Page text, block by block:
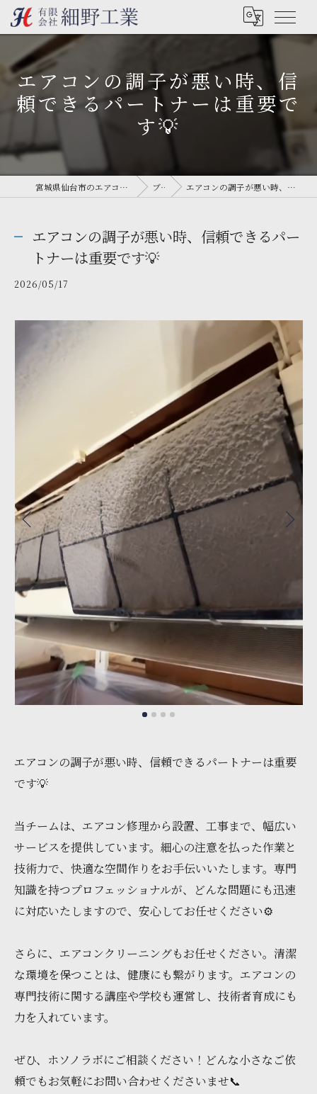
エアコンの調子が悪い時、信
頼できるパートナーは重要で
す💡
宮城県仙台市のエアコン工事なら有限会社細野工業 ブログ エアコンの調子が悪い時、信頼できるパートナーは重要です💡
エアコンの調子が悪い時、信頼できるパー
トナーは重要です💡
2026/05/17
エアコンの調子が悪い時、信頼できるパートナーは重要
です💡
当チームは、エアコン修理から設置、工事まで、幅広い
サービスを提供しています。細心の注意を払った作業と
技術力で、快適な空間作りをお手伝いいたします。専門
知識を持つプロフェッショナルが、どんな問題にも迅速
に対応いたしますので、安心してお任せください⚙️
さらに、エアコンクリーニングもお任せください。清潔
な環境を保つことは、健康にも繋がります。エアコンの
専門技術に関する講座や学校も運営し、技術者育成にも
力を入れています。
ぜひ、ホソノラボにご相談ください！どんな小さなご依
頼でもお気軽にお問い合わせくださいませ📞